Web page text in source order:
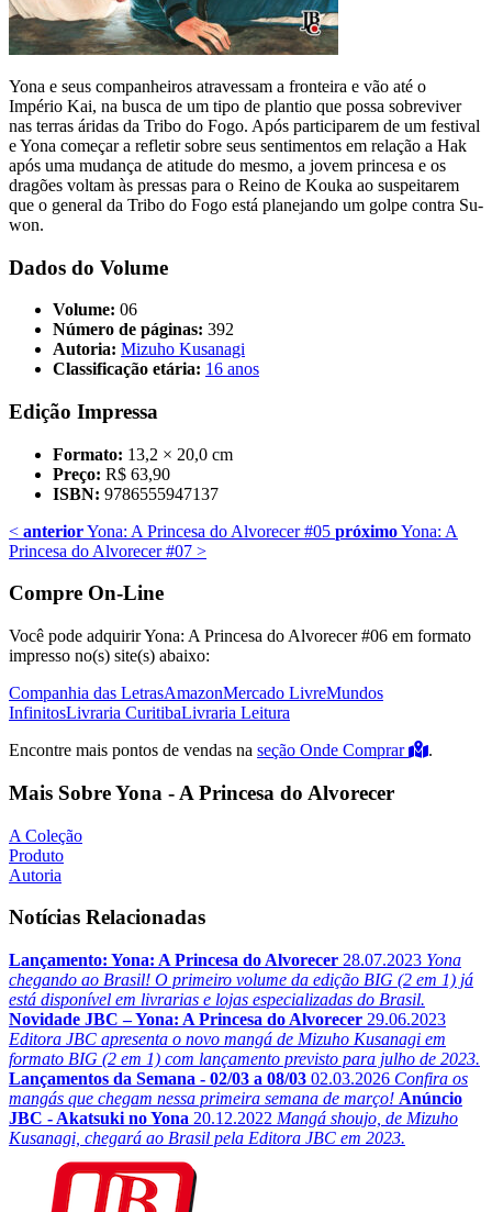
Yona e seus companheiros atravessam a fronteira e vão até o
Império Kai, na busca de um tipo de plantio que possa sobreviver
nas terras áridas da Tribo do Fogo. Após participarem de um festival
e Yona começar a refletir sobre seus sentimentos em relação a Hak
após uma mudança de atitude do mesmo, a jovem princesa e os
dragões voltam às pressas para o Reino de Kouka ao suspeitarem
que o general da Tribo do Fogo está planejando um golpe contra Su-
won.
Dados do Volume
Volume: 06
Número de páginas: 392
Autoria: Mizuho Kusanagi
Classificação etária: 16 anos
Edição Impressa
Formato: 13,2 × 20,0 cm
Preço: R$ 63,90
ISBN: 9786555947137
< anteriorYona: A Princesa do Alvorecer #05 próximoYona: A
Princesa do Alvorecer #07 >
Compre On-Line
Você pode adquirir Yona: A Princesa do Alvorecer #06 em formato
impresso no(s) site(s) abaixo:
Companhia das LetrasAmazonMercado LivreMundos
InfinitosLivraria CuritibaLivraria Leitura
Encontre mais pontos de vendas na seção Onde Comprar .
Mais Sobre Yona - A Princesa do Alvorecer
A Coleção
Produto
Autoria
Notícias Relacionadas
Lançamento: Yona: A Princesa do Alvorecer 28.07.2023 Yona
chegando ao Brasil! O primeiro volume da edição BIG (2 em 1) já
está disponível em livrarias e lojas especializadas do Brasil.
Novidade JBC – Yona: A Princesa do Alvorecer 29.06.2023
Editora JBC apresenta o novo mangá de Mizuho Kusanagi em
formato BIG (2 em 1) com lançamento previsto para julho de 2023.
Lançamentos da Semana - 02/03 a 08/03 02.03.2026 Confira os
mangás que chegam nessa primeira semana de março! Anúncio
JBC - Akatsuki no Yona 20.12.2022 Mangá shoujo, de Mizuho
Kusanagi, chegará ao Brasil pela Editora JBC em 2023.